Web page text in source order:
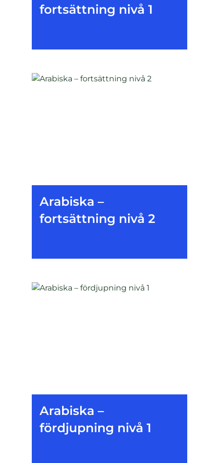
fortsättning nivå 1
Arabiska –
fortsättning nivå 2
Arabiska –
fördjupning nivå 1